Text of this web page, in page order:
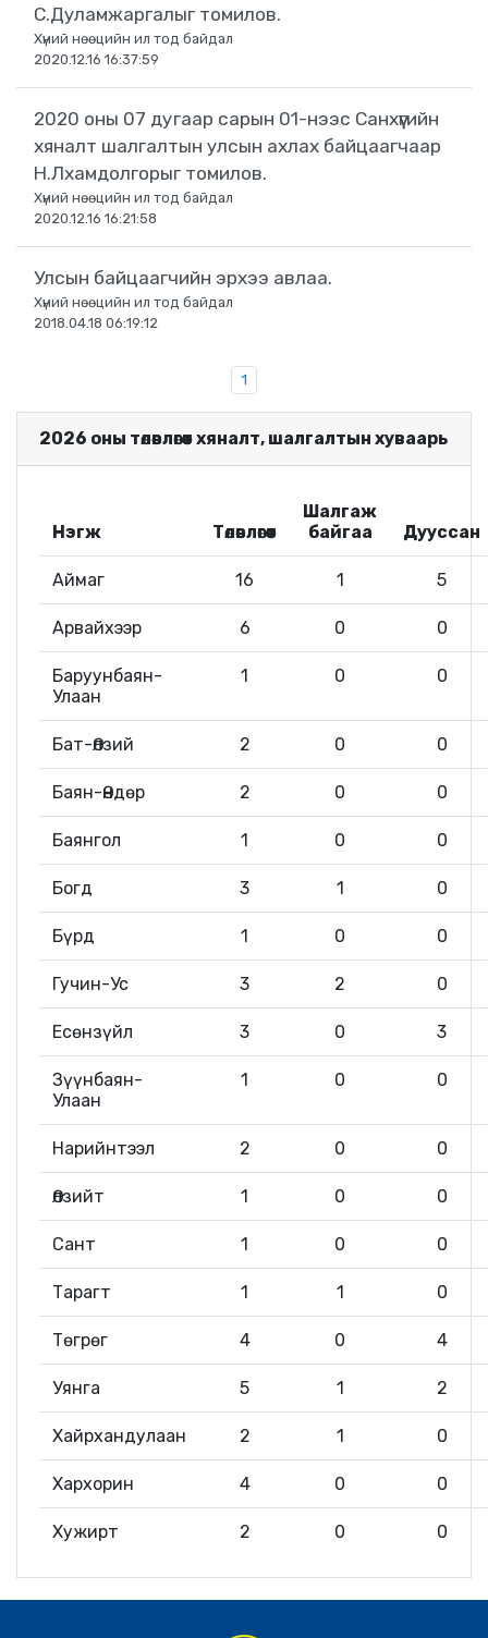
С.Дуламжаргалыг томилов.
Хүний нөөцийн ил тод байдал
2020.12.16 16:37:59
2020 оны 07 дугаар сарын 01-нээс Санхүүгийн
хяналт шалгалтын улсын ахлах байцаагчаар
Н.Лхамдолгорыг томилов.
Хүний нөөцийн ил тод байдал
2020.12.16 16:21:58
Улсын байцаагчийн эрхээ авлаа.
Хүний нөөцийн ил тод байдал
2018.04.18 06:19:12
1
2026 оны төлөвлөгөөт хяналт, шалгалтын хуваарь
Нэгж Төлөвлөгөөт
Шалгаж
байгаа
Дууссан
Аймаг 16 1 5
Арвайхээр 6 0 0
Баруунбаян-
Улаан
1 0 0
Бат-Өлзий 2 0 0
Баян-Өндөр 2 0 0
Баянгол 1 0 0
Богд 3 1 0
Бүрд 1 0 0
Гучин-Ус 3 2 0
Есөнзүйл 3 0 3
Зүүнбаян-
Улаан
1 0 0
Нарийнтээл 2 0 0
Өлзийт 1 0 0
Сант 1 0 0
Тарагт 1 1 0
Төгрөг 4 0 4
Уянга 5 1 2
Хайрхандулаан 2 1 0
Хархорин 4 0 0
Хужирт 2 0 0